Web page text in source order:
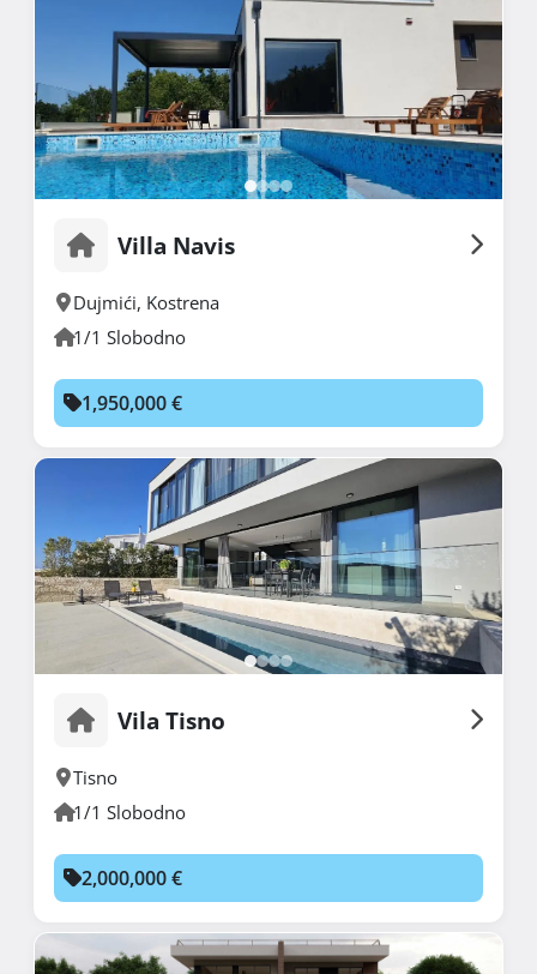
Villa Navis
Dujmići, Kostrena
1/1 Slobodno
1,950,000 €
Vila Tisno
Tisno
1/1 Slobodno
2,000,000 €